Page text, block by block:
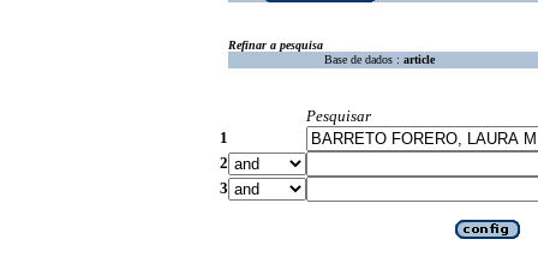
Refinar a pesquisa
Base de dados : article
Pesquisar
1
2
3